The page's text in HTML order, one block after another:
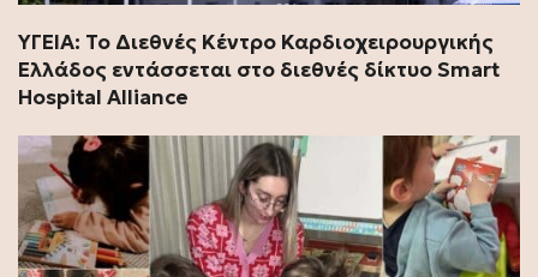
ΥΓΕΙΑ: Το Διεθνές Κέντρο Καρδιοχειρουργικής
Ελλάδος εντάσσεται στο διεθνές δίκτυο Smart
Hospital Alliance